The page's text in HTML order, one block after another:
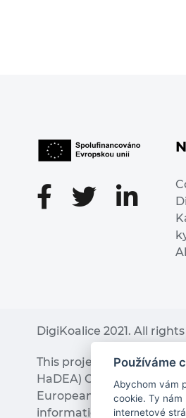
DigiKoalice 2021. All
This project has
HaDEA) CEF TELECOM
European Commission
information it contains.
Používáme
Abychom vám
cookie. Ty
internetové